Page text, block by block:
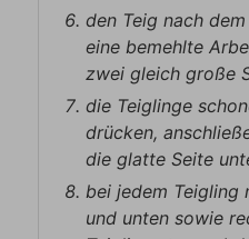
den Teig nach
eine bemehlte
zwei gleich große
die Teiglinge
drücken,
die glatte Seite
bei jedem Teigling
und unten sowie